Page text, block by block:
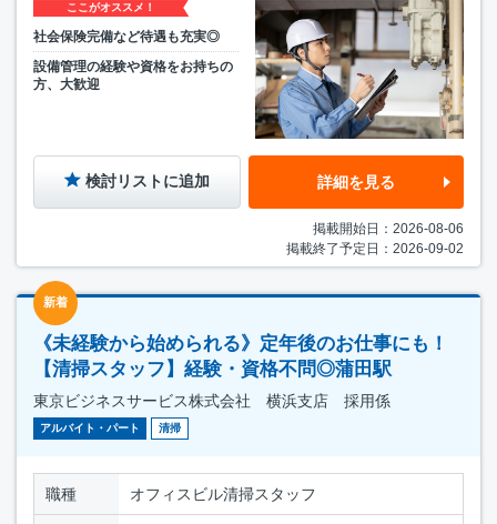
ここがオススメ！
社会保険完備など待遇も充実◎
設備管理の経験や資格をお持ちの
方、大歓迎
検討リストに追加 詳細を見る
掲載開始日：2026-08-06
掲載終了予定日：2026-09-02
新着
《未経験から始められる》定年後のお仕事にも！
【清掃スタッフ】経験・資格不問◎蒲田駅
東京ビジネスサービス株式会社 横浜支店 採用係
アルバイト・パート 清掃
職種 オフィスビル清掃スタッフ